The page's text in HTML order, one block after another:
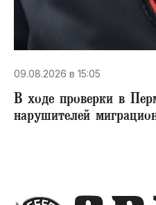
09.08.2026 в 15:05
В ходе проверки в
нарушителей